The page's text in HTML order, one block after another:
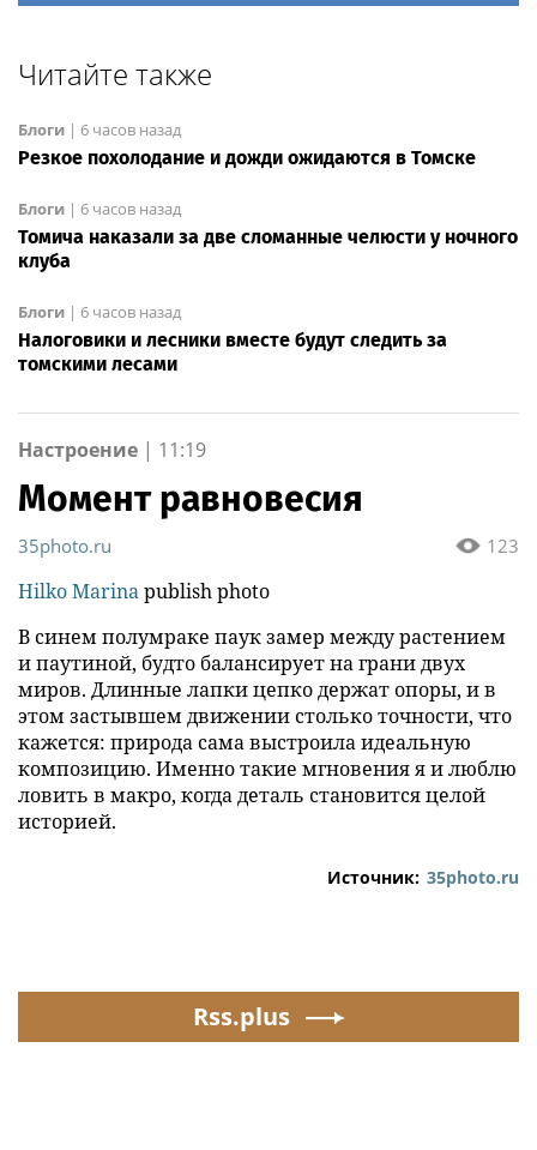
Читайте также
Блоги | 6 часов назад
Резкое похолодание и дожди ожидаются в Томске
Блоги | 6 часов назад
Томича наказали за две сломанные челюсти у ночного
клуба
Блоги | 6 часов назад
Налоговики и лесники вместе будут следить за
томскими лесами
Настроение | 11:19
Момент равновесия
123
35photo.ru
Hilko Marinapublish photo
В синем полумраке паук замер между растением
и паутиной, будто балансирует на грани двух
миров. Длинные лапки цепко держат опоры, и в
этом застывшем движении столько точности, что
кажется: природа сама выстроила идеальную
композицию. Именно такие мгновения я и люблю
ловить в макро, когда деталь становится целой
историей.
Источник: 35photo.ru
Rss.plus